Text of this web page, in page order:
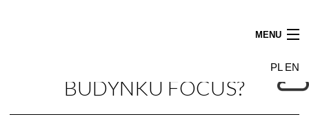
MENU
Najemcy
PL EN
WRÓĆ
JAK DOŁĄCZYĆ DO APLIKACJI
BUDYNKU FOCUS?